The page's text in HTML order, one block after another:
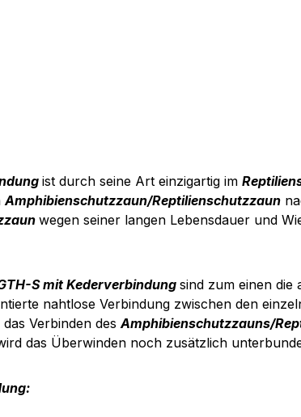
ist durch seine Art einzigartig im
Amphibienschutzzaun/Reptilienschutzzaun
wegen seiner langen Lebensdauer und
S mit Kederverbindungsind zum einen die
nahtlose Verbindung zwischen den
Verbinden desAmphibienschutzzauns/
das Überwinden noch zusätzlich